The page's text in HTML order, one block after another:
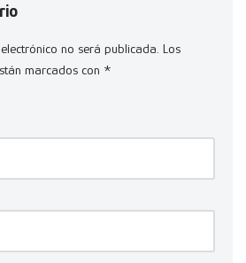
no será publicada. Los
marcados con *